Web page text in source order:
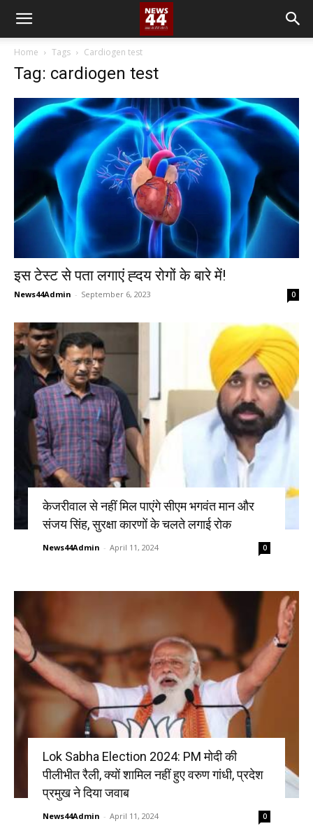
Home Tags Cardiogen test
Tag: cardiogen test
इस टेस्ट से पता लगाएं ह्दय रोगों के बारे में!
News44Admin - September 6, 2023 0
केजरीवाल से नहीं मिल पाएंगे सीएम भगवंत मान और
संजय सिंह, सुरक्षा कारणों के चलते लगाई रोक
News44Admin - April 11, 2024 0
Lok Sabha Election 2024: PM मोदी की
पीलीभीत रैली, क्यों शामिल नहीं हुए वरुण गांधी, प्रदेश
प्रमुख ने दिया जवाब
News44Admin - April 11, 2024 0